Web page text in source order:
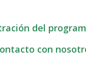
del
con